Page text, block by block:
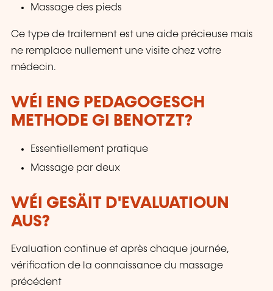
Massage des pieds
Ce type de traitement est une aide précieuse mais
ne remplace nullement une visite chez votre
médecin.
WÉI ENG PEDAGOGESCH
METHODE GI BENOTZT?
Essentiellement pratique
Massage par deux
WÉI GESÄIT D'EVALUATIOUN
AUS?
Evaluation continue et après chaque journée,
vérification de la connaissance du massage
précédent